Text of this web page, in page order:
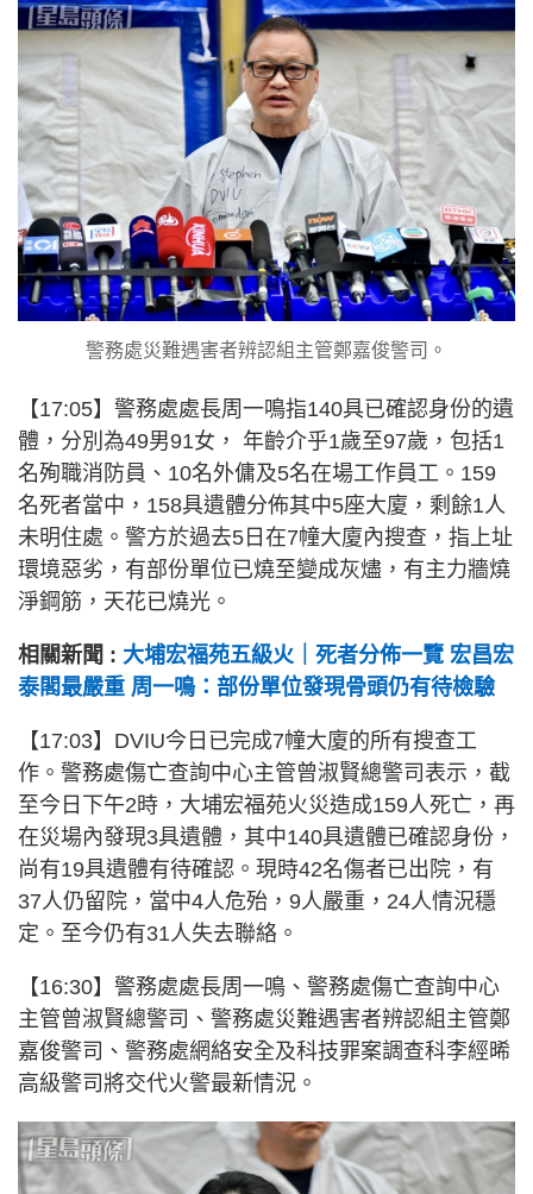
警務處災難遇害者辨認組主管鄭嘉俊警司。
【17:05】警務處處長周一鳴指140具已確認身份的遺
體，分別為49男91女， 年齡介乎1歲至97歲，包括1
名殉職消防員、10名外傭及5名在場工作員工。159
名死者當中，158具遺體分佈其中5座大廈，剩餘1人
未明住處。警方於過去5日在7幢大廈內搜查，指上址
環境惡劣，有部份單位已燒至變成灰燼，有主力牆燒
淨鋼筋，天花已燒光。
相關新聞 : 大埔宏福苑五級火｜死者分佈一覽 宏昌宏
泰閣最嚴重 周一鳴：部份單位發現骨頭仍有待檢驗
【17:03】DVIU今日已完成7幢大廈的所有搜查工
作。警務處傷亡查詢中心主管曾淑賢總警司表示，截
至今日下午2時，大埔宏福苑火災造成159人死亡，再
在災場內發現3具遺體，其中140具遺體已確認身份，
尚有19具遺體有待確認。現時42名傷者已出院，有
37人仍留院，當中4人危殆，9人嚴重，24人情況穩
定。至今仍有31人失去聯絡。
【16:30】警務處處長周一鳴、警務處傷亡查詢中心
主管曾淑賢總警司、警務處災難遇害者辨認組主管鄭
嘉俊警司、警務處網絡安全及科技罪案調查科李經晞
高級警司將交代火警最新情況。